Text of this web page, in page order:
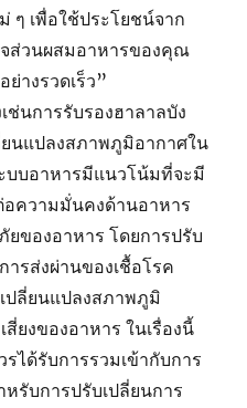
ๆ เพื่อใช้ประโยชน์จาก
ส่วนผสมอาหารของคุณ
างรวดเร็ว”
ช่นการรับรองฮาลาลบัง
นแปลงสภาพภูมิอากาศใน
บบอาหารมีแนวโน้มที่จะมี
ความมั่นคงด้านอาหาร
ของอาหาร โดยการปรับ
ารส่งผ่านของเชื้อโรค
ปลี่ยนแปลงสภาพภูมิ
ยงของอาหาร ในเรื่องนี้
ได้รับการรวมเข้ากับการ
รับการปรับเปลี่ยนการ